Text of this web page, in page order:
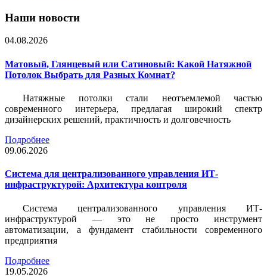
Наши новости
04.08.2026
Матовый, Глянцевый или Сатиновый: Какой Натяжной
Потолок Выбрать для Разных Комнат?
Натяжные потолки стали неотъемлемой частью
современного интерьера, предлагая широкий спектр
дизайнерских решений, практичность и долговечность
Подробнее
09.06.2026
Система для централизованного управления ИТ-
инфраструктурой: Архитектура контроля
Система централизованного управления ИТ-
инфраструктурой — это не просто инструмент
автоматизации, а фундамент стабильности современного
предприятия
Подробнее
19.05.2026